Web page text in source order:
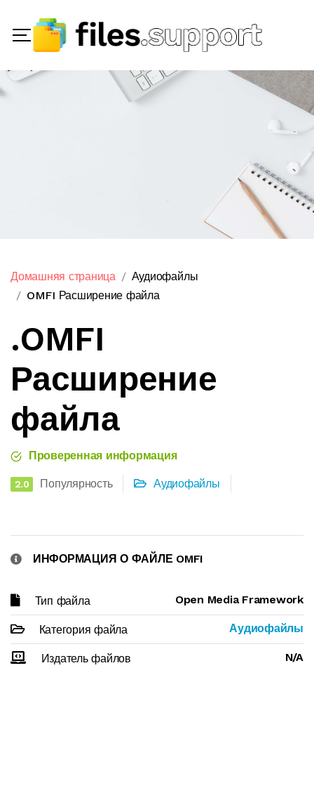
Домашняя страница
Аудиофайлы
OMFI Расширение файла
.OMFI
Расширение
файла
Проверенная информация
2.0 Популярность Аудиофайлы
ИНФОРМАЦИЯ О ФАЙЛЕ OMFI
Тип файла Open Media Framework
Категория файла Аудиофайлы
Издатель файлов N/A